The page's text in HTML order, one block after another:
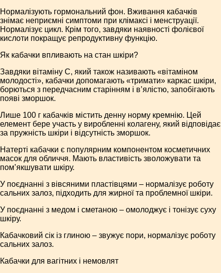
Нормалізують гормональний фон. Вживання кабачків
знімає неприємні симптоми при клімаксі і менструації.
Нормалізує цикл. Крім того, завдяки наявності фолієвої
кислоти покращує репродуктивну функцію.
Як кабачки впливають на стан шкіри?
Завдяки вітаміну С, який також називають «вітаміном
молодості», кабачки допомагають «тримати» каркас шкіри,
борються з передчасним старінням і в’ялістю, запобігають
появі зморшок.
Лише 100 г кабачків містить денну норму кремнію. Цей
елемент бере участь у виробленні колагену, який відповідає
за пружність шкіри і відсутність зморшок.
Натерті кабачки є популярним компонентом косметичних
масок для обличчя. Мають властивість зволожувати та
пом’якшувати шкіру.
У поєднанні з вівсяними пластівцями – нормалізує роботу
сальних залоз, підходить для жирної та проблемної шкіри.
У поєднанні з медом і сметаною – омолоджує і тонізує суху
шкіру.
Кабачковий сік із глиною – звужує пори, нормалізує роботу
сальних залоз.
Кабачки для вагітних і немовлят